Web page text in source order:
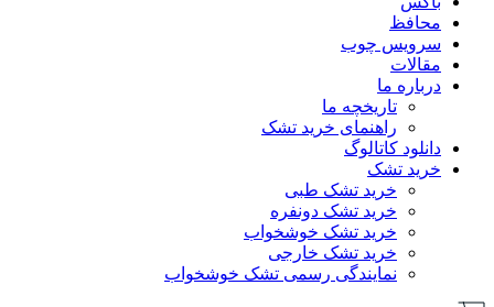
محافظ
سرویس چوب
مقالات
درباره ما
تاریخچه ما
راهنمای خرید تشک
دانلود کاتالوگ
خرید تشک
خرید تشک طبی
خرید تشک دونفره
خرید تشک خوشخواب
خرید تشک خارجی
نمایندگی رسمی تشک خوشخواب